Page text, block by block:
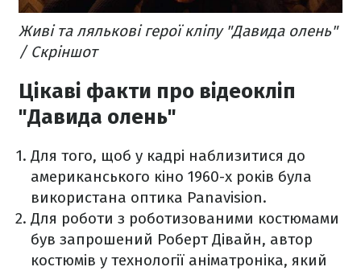
Живі та лялькові герої кліпу "Давида олень"
/ Скріншот
Цікаві факти про відеокліп
"Давида олень"
Для того, щоб у кадрі наблизитися до
американського кіно 1960-х років була
використана оптика Panavision.
Для роботи з роботизованими костюмами
був запрошений Роберт Дівайн, автор
костюмів у технології аніматроніка, який